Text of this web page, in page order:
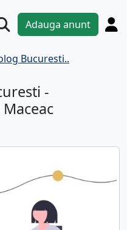
Adauga anunt
Bucuresti..
-